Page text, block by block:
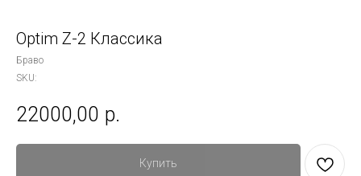
Optim Z-2 Классика
Браво
SKU:
22000,00 р.
Купить